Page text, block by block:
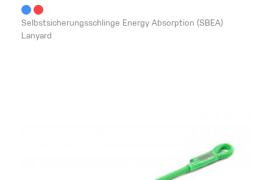
Selbstsicherungsschlinge Energy Absorption (SBEA)
Lanyard